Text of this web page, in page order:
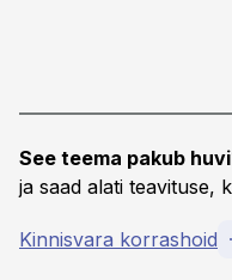
See teema pakub
ja saad alati teavituse,
Kinnisvara korrashoid